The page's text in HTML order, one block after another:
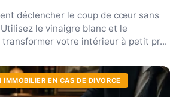
déclencher le coup de cœur sans
le vinaigre blanc et le
votre intérieur à petit pr...
IMMOBILIER EN CAS DE DIVORCE